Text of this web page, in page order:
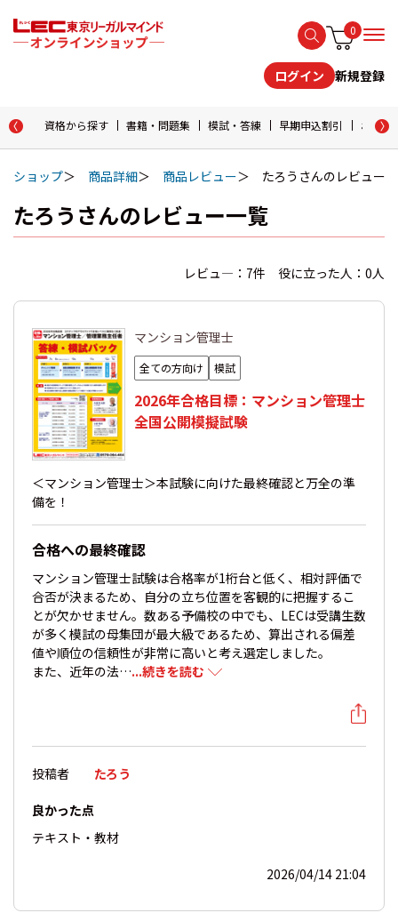
0
ログイン 新規登録
資格から探す 書籍・問題集 模試・答練 早期申込割引 おため
ショップ 商品詳細 商品レビュー たろうさんのレビュー
たろうさんのレビュー一覧
レビュ―：7件 役に立った人：0人
マンション管理士
全ての方向け 模試
2026年合格目標：マンション管理士
全国公開模擬試験
＜マンション管理士＞本試験に向けた最終確認と万全の準
備を！
合格への最終確認
マンション管理士試験は合格率が1桁台と低く、相対評価で
合否が決まるため、自分の立ち位置を客観的に把握するこ
とが欠かせません。数ある予備校の中でも、LECは受講生数
が多く模試の母集団が最大級であるため、算出される偏差
値や順位の信頼性が非常に高いと考え選定しました。
また、近年の法…...続きを読む
投稿者 たろう
良かった点
テキスト・教材
2026/04/14 21:04